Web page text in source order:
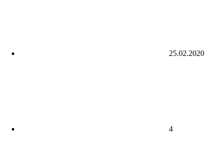
25.02.2020
4